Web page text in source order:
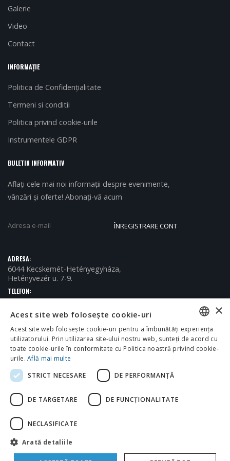
Galerie
Video
Contact
INFORMAȚIE
Politica de Confidențialitate
Termeni si conditii
Politica privind cookie-urile
Instrumentele GDPR
BULETIN INFORMATIV
Aflați cele mai noi informații despre evenimente,
vânzări și oferte! Abonați-vă acum
ADRESA:
6044 Kecskemét-Hetényegyháza,
Hetényvezér u. 7-9.
TELEFON:
+36 (76) 509-150
E-MAIL:
info@omikronkft.hu
PROGRAM:
H - P / 8:00 - 16:00
HUNGARIAN
×
Acest site web folosește cookie-uri
Acest site web folosește cookie-uri pentru a îmbunătăți experiența
utilizatorului. Prin utilizarea site-ului nostru web, sunteți de acord cu
toate cookie-urile în conformitate cu Politica noastră privind cookie-
urile. Află mai multe
STRICT NECESARE
DE PERFORMANȚĂ
DE TARGETARE DE FUNCŢIONALITATE
NECLASIFICATE
Arată detaliile